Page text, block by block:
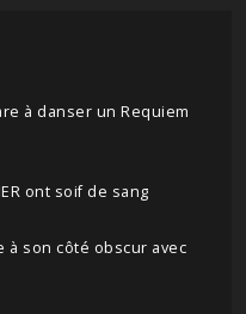
à danser un Requiem
ont soif de sang
à son côté obscur avec